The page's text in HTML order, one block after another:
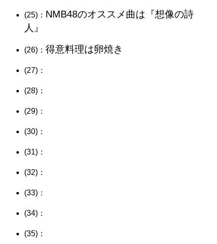
(25)： NMB48のオススメ曲は『想像の詩
人』
(26)： 得意料理は卵焼き
(27)：
(28)：
(29)：
(30)：
(31)：
(32)：
(33)：
(34)：
(35)：